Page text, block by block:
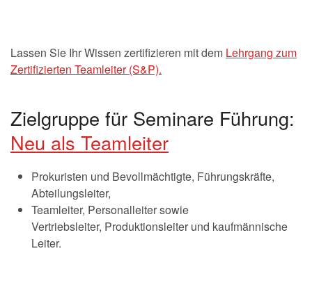
Lassen Sie Ihr Wissen zertifizieren mit dem Lehrgang zum
Zertifizierten Teamleiter (S&P).
Zielgruppe für Seminare Führung:
Neu als Teamleiter
Prokuristen und Bevollmächtigte, Führungskräfte,
Abteilungsleiter,
Teamleiter, Personalleiter sowie
Vertriebsleiter, Produktionsleiter und kaufmännische
Leiter.